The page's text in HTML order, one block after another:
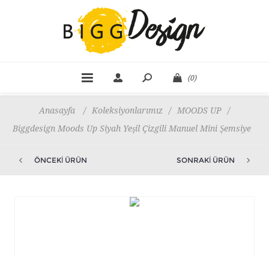
(0)
Anasayfa / Koleksiyonlarımız / MOODS UP
/
Biggdesign Moods Up Siyah Yeşil Çizgili Manuel Mini Şemsiye
ÖNCEKI ÜRÜN SONRAKI ÜRÜN